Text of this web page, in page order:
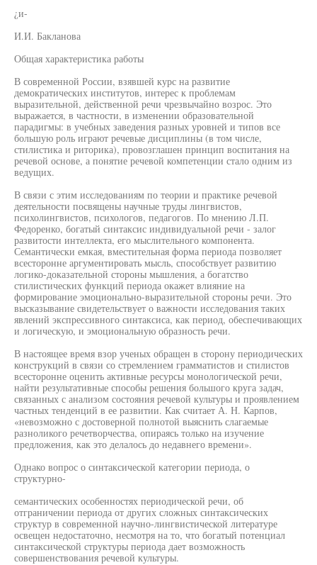
¿и-
И.И. Бакланова
Общая характеристика работы
В современной России, взявшей курс на развитие
демократических институтов, интерес к проблемам
выразительной, действенной речи чрезвычайно возрос. Это
выражается, в частности, в изменении образовательной
парадигмы: в учебных заведения разных уровней и типов все
большую роль играют речевые дисциплины (в том числе,
стилистика и риторика), провозглашен принцип воспитания на
речевой основе, а понятие речевой компетенции стало одним из
ведущих.
В связи с этим исследованиям по теории и практике речевой
деятельности посвящены научные труды лингвистов,
психолингвистов, психологов, педагогов. По мнению Л.П.
Федоренко, богатый синтаксис индивидуальной речи - залог
развитости интеллекта, его мыслительного компонента.
Семантически емкая, вместительная форма периода позволяет
всесторонне аргументировать мысль, способствует развитию
логико-доказательной стороны мышления, а богатство
стилистических функций периода окажет влияние на
формирование эмоционально-выразительной стороны речи. Это
высказывание свидетельствует о важности исследования таких
явлений экспрессивного синтаксиса, как период, обеспечивающих
и логическую, и эмоциональную образность речи.
В настоящее время взор ученых обращен в сторону периодических
конструкций в связи со стремлением грамматистов и стилистов
всесторонне оценить активные ресурсы монологической речи,
найти результативные способы решения большого круга задач,
связанных с анализом состояния речевой культуры и проявлением
частных тенденций в ее развитии. Как считает А. Н. Карпов,
«невозможно с достоверной полнотой выяснить слагаемые
разноликого речетворчества, опираясь только на изучение
предложения, как это делалось до недавнего времени».
Однако вопрос о синтаксической категории периода, о
структурно-
семантических особенностях периодической речи, об
отграничении периода от других сложных синтаксических
структур в современной научно-лингвистической литературе
освещен недостаточно, несмотря на то, что богатый потенциал
синтаксической структуры периода дает возможность
совершенствования речевой культуры.